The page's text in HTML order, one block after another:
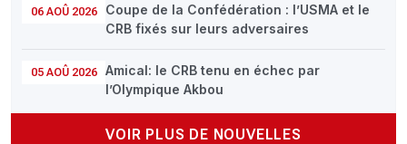
06 AOÛ 2026
Coupe de la Confédération : l’USMA et le
CRB fixés sur leurs adversaires
05 AOÛ 2026
Amical: le CRB tenu en échec par
l’Olympique Akbou
VOIR PLUS DE NOUVELLES